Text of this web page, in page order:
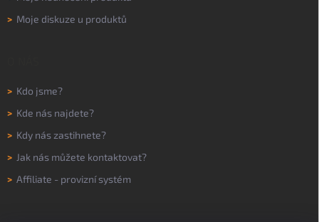
> Moje diskuze u produktů
> Kdo jsme?
> Kde nás najdete?
> Kdy nás zastihnete?
> Jak nás můžete kontaktovat?
> Affiliate - provizní systém